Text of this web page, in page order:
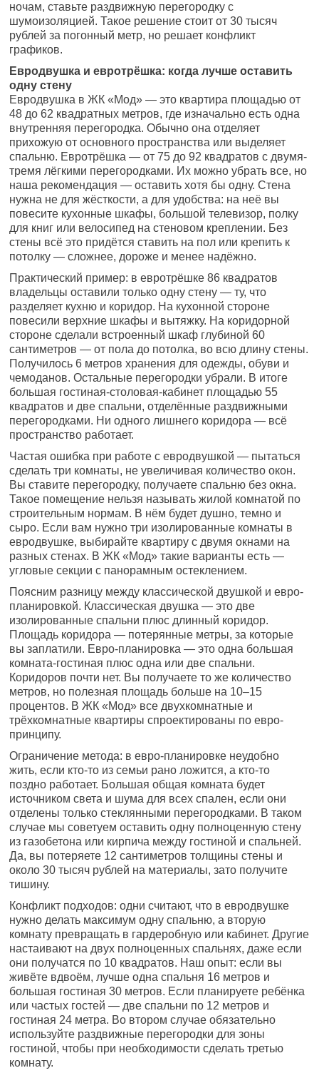
ночам, ставьте раздвижную перегородку с
шумоизоляцией. Такое решение стоит от 30 тысяч
рублей за погонный метр, но решает конфликт
графиков.
Евродвушка и евротрёшка: когда лучше оставить
одну стену
Евродвушка в ЖК «Мод» — это квартира площадью от
48 до 62 квадратных метров, где изначально есть одна
внутренняя перегородка. Обычно она отделяет
прихожую от основного пространства или выделяет
спальню. Евротрёшка — от 75 до 92 квадратов с двумя-
тремя лёгкими перегородками. Их можно убрать все, но
наша рекомендация — оставить хотя бы одну. Стена
нужна не для жёсткости, а для удобства: на неё вы
повесите кухонные шкафы, большой телевизор, полку
для книг или велосипед на стеновом креплении. Без
стены всё это придётся ставить на пол или крепить к
потолку — сложнее, дороже и менее надёжно.
Практический пример: в евротрёшке 86 квадратов
владельцы оставили только одну стену — ту, что
разделяет кухню и коридор. На кухонной стороне
повесили верхние шкафы и вытяжку. На коридорной
стороне сделали встроенный шкаф глубиной 60
сантиметров — от пола до потолка, во всю длину стены.
Получилось 6 метров хранения для одежды, обуви и
чемоданов. Остальные перегородки убрали. В итоге
большая гостиная-столовая-кабинет площадью 55
квадратов и две спальни, отделённые раздвижными
перегородками. Ни одного лишнего коридора — всё
пространство работает.
Частая ошибка при работе с евродвушкой — пытаться
сделать три комнаты, не увеличивая количество окон.
Вы ставите перегородку, получаете спальню без окна.
Такое помещение нельзя называть жилой комнатой по
строительным нормам. В нём будет душно, темно и
сыро. Если вам нужно три изолированные комнаты в
евродвушке, выбирайте квартиру с двумя окнами на
разных стенах. В ЖК «Мод» такие варианты есть —
угловые секции с панорамным остеклением.
Поясним разницу между классической двушкой и евро-
планировкой. Классическая двушка — это две
изолированные спальни плюс длинный коридор.
Площадь коридора — потерянные метры, за которые
вы заплатили. Евро-планировка — это одна большая
комната-гостиная плюс одна или две спальни.
Коридоров почти нет. Вы получаете то же количество
метров, но полезная площадь больше на 10–15
процентов. В ЖК «Мод» все двухкомнатные и
трёхкомнатные квартиры спроектированы по евро-
принципу.
Ограничение метода: в евро-планировке неудобно
жить, если кто-то из семьи рано ложится, а кто-то
поздно работает. Большая общая комната будет
источником света и шума для всех спален, если они
отделены только стеклянными перегородками. В таком
случае мы советуем оставить одну полноценную стену
из газобетона или кирпича между гостиной и спальней.
Да, вы потеряете 12 сантиметров толщины стены и
около 30 тысяч рублей на материалы, зато получите
тишину.
Конфликт подходов: одни считают, что в евродвушке
нужно делать максимум одну спальню, а вторую
комнату превращать в гардеробную или кабинет. Другие
настаивают на двух полноценных спальнях, даже если
они получатся по 10 квадратов. Наш опыт: если вы
живёте вдвоём, лучше одна спальня 16 метров и
большая гостиная 30 метров. Если планируете ребёнка
или частых гостей — две спальни по 12 метров и
гостиная 24 метра. Во втором случае обязательно
используйте раздвижные перегородки для зоны
гостиной, чтобы при необходимости сделать третью
комнату.